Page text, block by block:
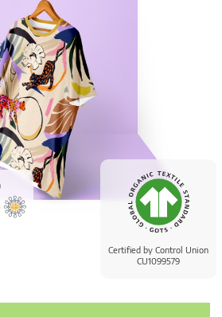
Certified by Control Union
CU1099579